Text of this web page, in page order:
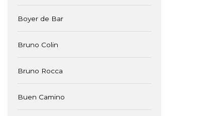
Boyer de Bar
Bruno Colin
Bruno Rocca
Buen Camino